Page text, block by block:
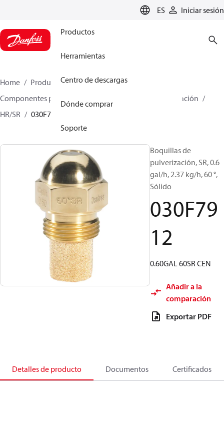
ES Iniciar sesión
Productos
Herramientas
Centro de descargas
Dónde comprar
Soporte
Home Productos
Climate Solutions for heating
Componentes para quemador
Boquillas de pulverización
HR/SR
030F7912
Boquillas de
pulverización, SR, 0.6
gal/h, 2.37 kg/h, 60 °,
Sólido
030F79
12
0.60GAL 60SR CEN
Añadir a la
comparación
Exportar PDF
Detalles de producto Documentos Certificados